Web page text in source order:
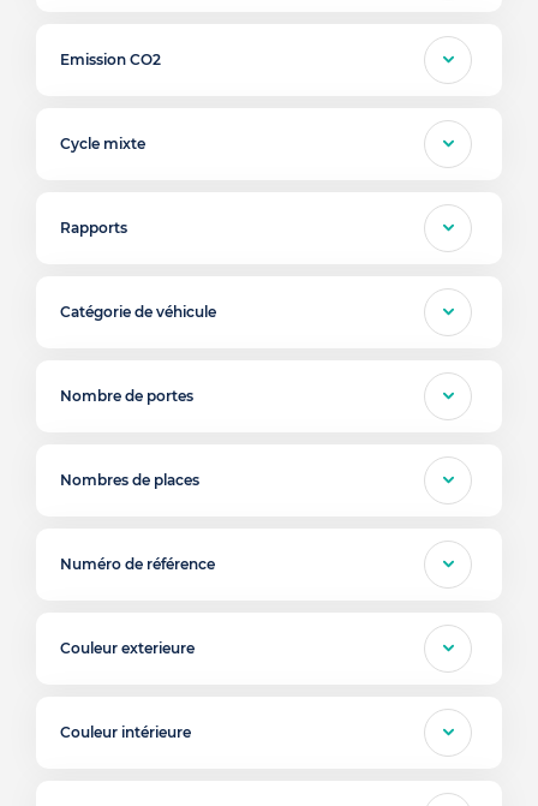
Emission CO2
Cycle mixte
Rapports
Catégorie de véhicule
Nombre de portes
Nombres de places
Numéro de référence
Couleur exterieure
Couleur intérieure